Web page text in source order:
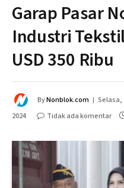
Garap Pasar
Industri
USD 350 Ribu
ByNonblok.com Selasa,
2024
Tidak ada komentar